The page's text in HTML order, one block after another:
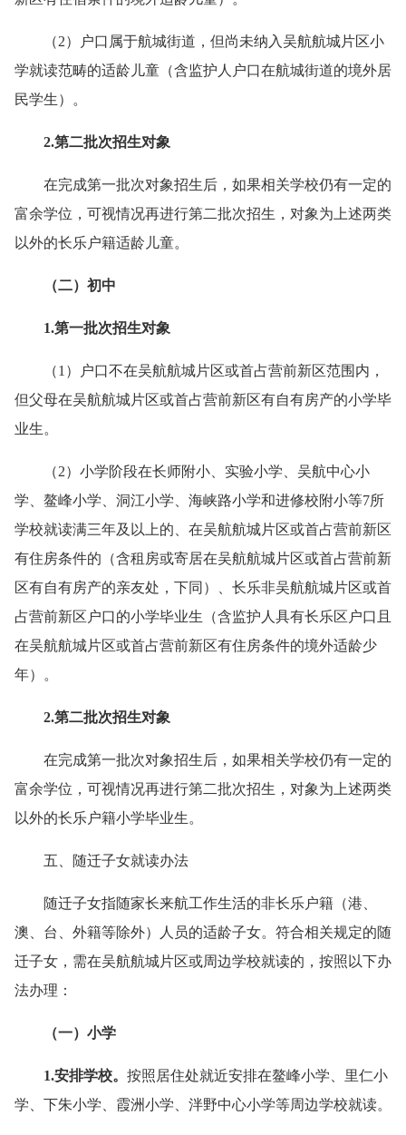
（2）户口属于航城街道，但尚未纳入吴航航城片区小
学就读范畴的适龄儿童（含监护人户口在航城街道的境外居
民学生）。
2.第二批次招生对象
在完成第一批次对象招生后，如果相关学校仍有一定的
富余学位，可视情况再进行第二批次招生，对象为上述两类
以外的长乐户籍适龄儿童。
（二）初中
1.第一批次招生对象
（1）户口不在吴航航城片区或首占营前新区范围内，
但父母在吴航航城片区或首占营前新区有自有房产的小学毕
业生。
（2）小学阶段在长师附小、实验小学、吴航中心小
学、鳌峰小学、洞江小学、海峡路小学和进修校附小等7所
学校就读满三年及以上的、在吴航航城片区或首占营前新区
有住房条件的（含租房或寄居在吴航航城片区或首占营前新
区有自有房产的亲友处，下同）、长乐非吴航航城片区或首
占营前新区户口的小学毕业生（含监护人具有长乐区户口且
在吴航航城片区或首占营前新区有住房条件的境外适龄少
年）。
2.第二批次招生对象
在完成第一批次对象招生后，如果相关学校仍有一定的
富余学位，可视情况再进行第二批次招生，对象为上述两类
以外的长乐户籍小学毕业生。
五、随迁子女就读办法
随迁子女指随家长来航工作生活的非长乐户籍（港、
澳、台、外籍等除外）人员的适龄子女。符合相关规定的随
迁子女，需在吴航航城片区或周边学校就读的，按照以下办
法办理：
（一）小学
1.安排学校。 按照居住处就近安排在鳌峰小学、里仁小
学、下朱小学、霞洲小学、泮野中心小学等周边学校就读。